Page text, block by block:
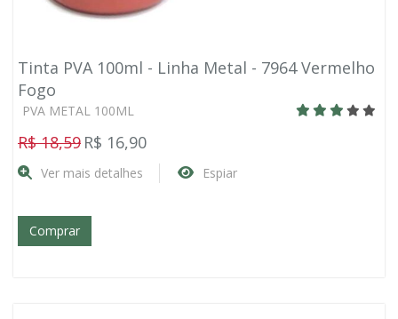
Tinta PVA 100ml - Linha Metal - 7964 Vermelho
Fogo
PVA METAL 100ML
R$ 18,59 R$ 16,90
Ver mais detalhes Espiar
Comprar